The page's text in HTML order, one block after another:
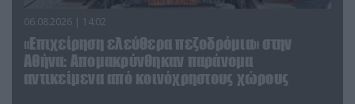
06.08.2026 | 14:02
«Επιχείρηση ελεύθερα πεζοδρόμια» στην
Αθήνα: Απομακρύνθηκαν παράνομα
αντικείμενα από κοινόχρηστους χώρους